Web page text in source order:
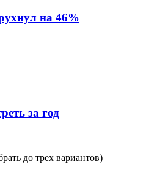
на 46%
за год
до трех вариантов)